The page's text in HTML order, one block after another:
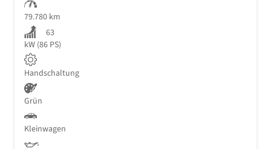
79.780 km
63
kW (86 PS)
Handschaltung
Grün
Kleinwagen